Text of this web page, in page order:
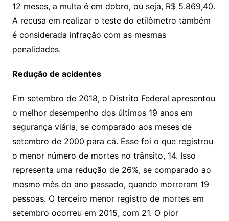
12 meses, a multa é em dobro, ou seja, R$ 5.869,40.
A recusa em realizar o teste do etilômetro também
é considerada infração com as mesmas
penalidades.
Redução de acidentes
Em setembro de 2018, o Distrito Federal apresentou
o melhor desempenho dos últimos 19 anos em
segurança viária, se comparado aos meses de
setembro de 2000 para cá. Esse foi o que registrou
o menor número de mortes no trânsito, 14. Isso
representa uma redução de 26%, se comparado ao
mesmo mês do ano passado, quando morreram 19
pessoas. O terceiro menor registro de mortes em
setembro ocorreu em 2015, com 21. O pior